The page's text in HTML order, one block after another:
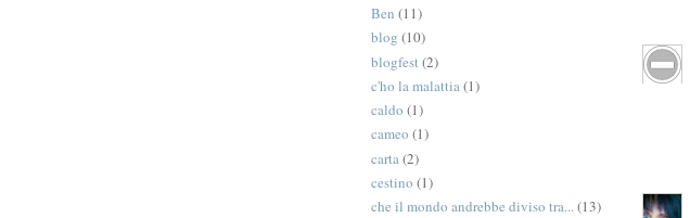
Ben (11)
blog (10)
blogfest (2)
c'ho la malattia(1)
caldo (1)
cameo (1)
carta(2)
cestino (1)
che il mondo andrebbe diviso tra...(13)